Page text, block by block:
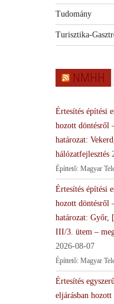
Tudomány
Turisztika-
NMHH
Értesítés építési
hozott döntésről
határozat:
hálózatfejlesztés
Építtető: Magyar
Értesítés építési
hozott döntésről
határozat: Győr,
III/3. ütem –
2026-08-07
Építtető: Magyar
Értesítés
eljárásban